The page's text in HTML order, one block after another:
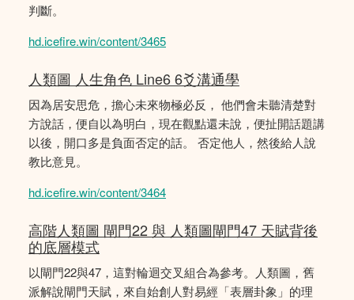
判斷。
hd.icefire.win/content/3465
人類圖 人生角色 Line6 6爻溝通學
因為居安思危，擔心未來物極必反， 他們會未聽清楚對
方說話，便自以為明白，現在觀點還未說，便扯開話題講
以後，開口多是負面否定的話。 否定他人，然後給人說
教比意見。
hd.icefire.win/content/3464
高階人類圖 閘門22 與 人類圖閘門47 天賦背後
的底層模式
以閘門22與47，這對輪迴交叉組合為參考。人類圖，舊
派解說閘門天賦，來自始創人對易經「表層卦象」的理